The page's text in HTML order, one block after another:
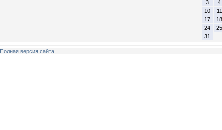
3
4
10
11
17
18
24
25
31
Полная версия сайта